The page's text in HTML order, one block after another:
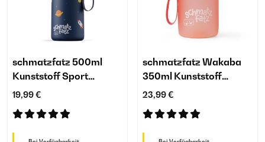
schmatzfatz 500ml
Kunststoff Sport
Trinkflasche Kinder
19,99 €
schmatzfatz Wakaba
350ml Kunststoff
Trinkflasche Kinder
23,99 €